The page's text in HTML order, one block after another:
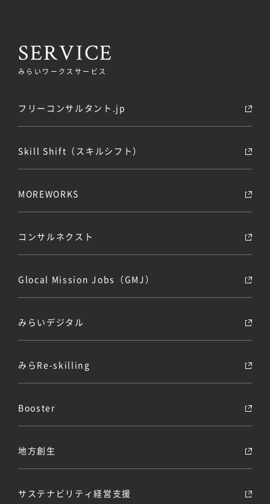
SERVICE
みらいワークスサービス
フリーコンサルタント.jp
Skill Shift（スキルシフト）
MOREWORKS
コンサルネクスト
Glocal Mission Jobs（GMJ）
みらいデジタル
みらRe-skilling
Booster
地方創生
サステナビリティ経営支援